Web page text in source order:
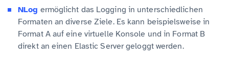
NLog ermöglicht das Logging in unterschiedlichen
Formaten an diverse Ziele. Es kann beispielsweise in
Format A auf eine virtuelle Konsole und in Format B
direkt an einen Elastic Server geloggt werden.